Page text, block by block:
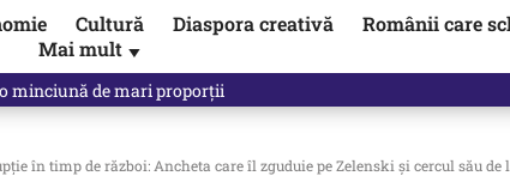
Cultură Diaspora creativă
Românii care
Mai mult ▼
o minciună de mari proporții
în timp de război: Ancheta care îl zguduie pe Zelenski și cercul său de